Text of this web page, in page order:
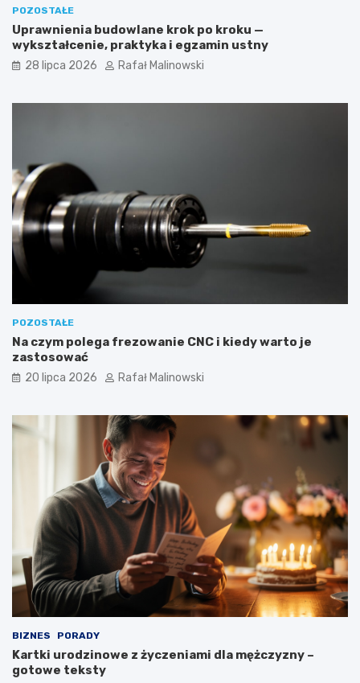
POZOSTAŁE
Uprawnienia budowlane krok po kroku —
wykształcenie, praktyka i egzamin ustny
28 lipca 2026 Rafał Malinowski
POZOSTAŁE
Na czym polega frezowanie CNC i kiedy warto je
zastosować
20 lipca 2026 Rafał Malinowski
BIZNES PORADY
Kartki urodzinowe z życzeniami dla mężczyzny –
gotowe teksty